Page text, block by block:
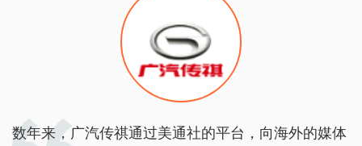
数年来，广汽传祺通过美通社的平台，向海外的媒体